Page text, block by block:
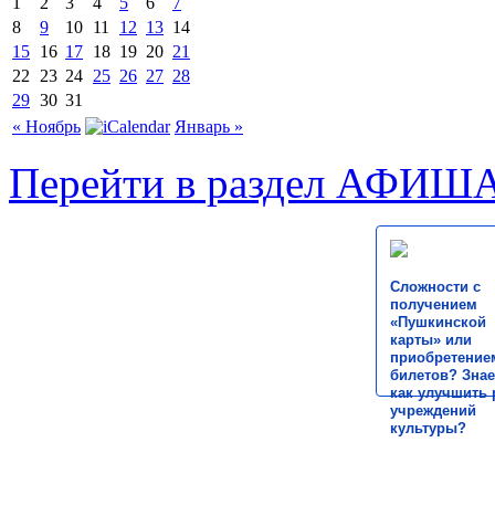
8
9 10 11 12 13 14
15 16 17 18 19 20 21
22 23 24 25 26 27 28
29 30 31
« Ноябрь
Январь »
Перейти в раздел
Сложности с
получением
«Пушкинской
карты» или
билетов?
как улучшить
учреждений
культуры?